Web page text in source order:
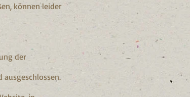
können leider
der
ausgeschlossen.